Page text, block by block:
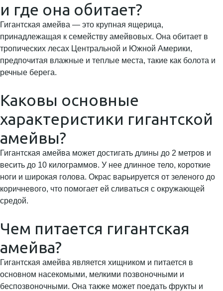
и где она обитает?
Гигантская амейва — это крупная ящерица,
принадлежащая к семейству амейвовых. Она обитает в
тропических лесах Центральной и Южной Америки,
предпочитая влажные и теплые места, такие как болота и
речные берега.
Каковы основные
характеристики гигантской
амейвы?
Гигантская амейва может достигать длины до 2 метров и
весить до 10 килограммов. У нее длинное тело, короткие
ноги и широкая голова. Окрас варьируется от зеленого до
коричневого, что помогает ей сливаться с окружающей
средой.
Чем питается гигантская
амейва?
Гигантская амейва является хищником и питается в
основном насекомыми, мелкими позвоночными и
беспозвоночными. Она также может поедать фрукты и